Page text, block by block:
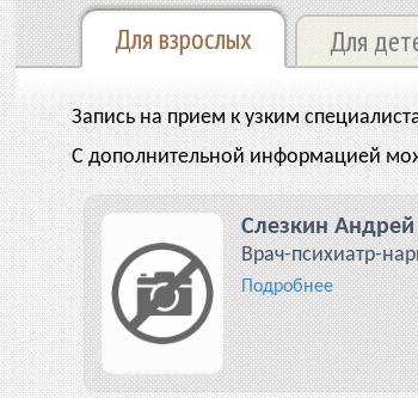
Для взрослых Для
Запись на прием к узким
С дополнительной информацией
Слезкин
Врач-психиатр-
Подробнее